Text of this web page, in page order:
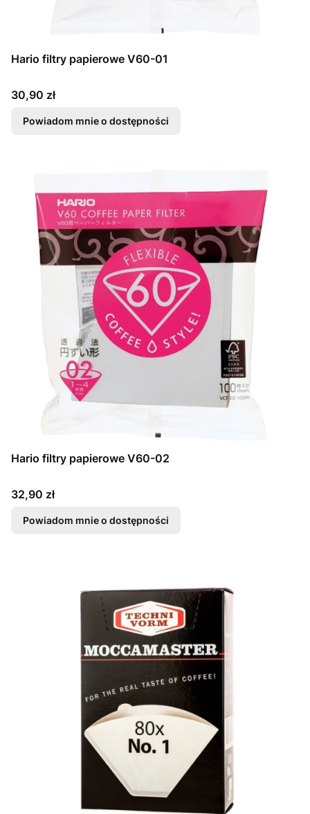
Hario filtry papierowe V60-01
Cena
30,90 zł
Powiadom mnie o dostępności
Hario filtry papierowe V60-02
Cena
32,90 zł
Powiadom mnie o dostępności